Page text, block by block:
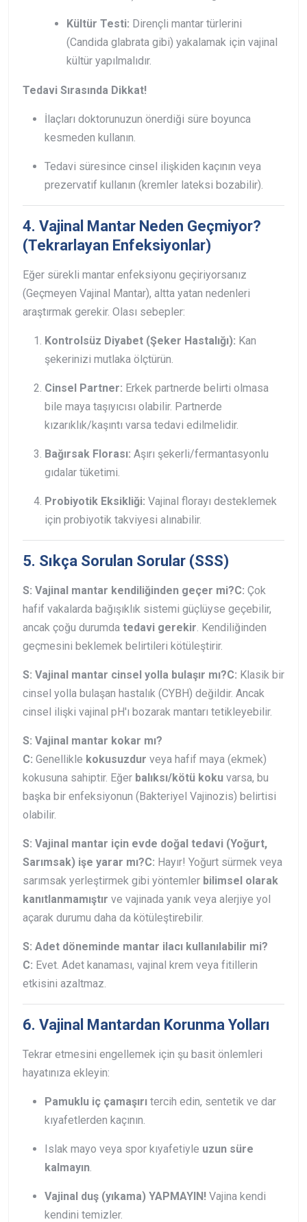
Kültür Testi: Dirençli mantar türlerini
(Candida glabrata gibi) yakalamak için vajinal
kültür yapılmalıdır.
Tedavi Sırasında Dikkat!
İlaçları doktorunuzun önerdiği süre boyunca
kesmeden kullanın.
Tedavi süresince cinsel ilişkiden kaçının veya
prezervatif kullanın (kremler lateksi bozabilir).
4. Vajinal Mantar Neden Geçmiyor?
(Tekrarlayan Enfeksiyonlar)
Eğer sürekli mantar enfeksiyonu geçiriyorsanız
(Geçmeyen Vajinal Mantar), altta yatan nedenleri
araştırmak gerekir. Olası sebepler:
Kontrolsüz Diyabet (Şeker Hastalığı): Kan
şekerinizi mutlaka ölçtürün.
Cinsel Partner: Erkek partnerde belirti olmasa
bile maya taşıyıcısı olabilir. Partnerde
kızarıklık/kaşıntı varsa tedavi edilmelidir.
Bağırsak Florası: Aşırı şekerli/fermantasyonlu
gıdalar tüketimi.
Probiyotik Eksikliği: Vajinal florayı desteklemek
için probiyotik takviyesi alınabilir.
5. Sıkça Sorulan Sorular (SSS)
S: Vajinal mantar kendiliğinden geçer mi?C: Çok
hafif vakalarda bağışıklık sistemi güçlüyse geçebilir,
ancak çoğu durumda tedavi gerekir. Kendiliğinden
geçmesini beklemek belirtileri kötüleştirir.
S: Vajinal mantar cinsel yolla bulaşır mı?C: Klasik bir
cinsel yolla bulaşan hastalık (CYBH) değildir. Ancak
cinsel ilişki vajinal pH'ı bozarak mantarı tetikleyebilir.
S: Vajinal mantar kokar mı?
C: Genellikle kokusuzdur veya hafif maya (ekmek)
kokusuna sahiptir. Eğer balıksı/kötü koku varsa, bu
başka bir enfeksiyonun (Bakteriyel Vajinozis) belirtisi
olabilir.
S: Vajinal mantar için evde doğal tedavi (Yoğurt,
Sarımsak) işe yarar mı?C: Hayır! Yoğurt sürmek veya
sarımsak yerleştirmek gibi yöntemler bilimsel olarak
kanıtlanmamıştır ve vajinada yanık veya alerjiye yol
açarak durumu daha da kötüleştirebilir.
S: Adet döneminde mantar ilacı kullanılabilir mi?
C: Evet. Adet kanaması, vajinal krem veya fitillerin
etkisini azaltmaz.
6. Vajinal Mantardan Korunma Yolları
Tekrar etmesini engellemek için şu basit önlemleri
hayatınıza ekleyin:
Pamuklu iç çamaşırı tercih edin, sentetik ve dar
kıyafetlerden kaçının.
Islak mayo veya spor kıyafetiyle uzun süre
kalmayın.
Vajinal duş (yıkama) YAPMAYIN! Vajina kendi
kendini temizler.